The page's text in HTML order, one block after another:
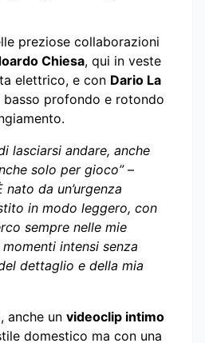
preziose collaborazioni
Chiesa, qui in veste
elettrico, e con Dario La
basso profondo e rotondo
lasciarsi andare, anche
solo per gioco”–
nato da un’urgenza
in modo leggero, con
sempre nelle mie
intensi senza
dettaglio e della mia
anche un videoclip intimo
domestico ma con una